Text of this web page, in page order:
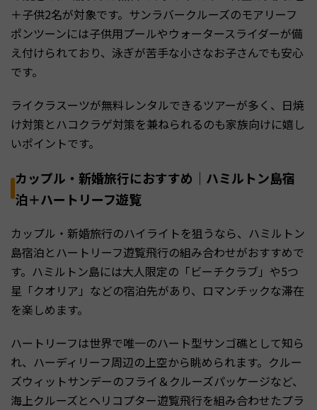
＋子供2名が対象です。サンラバークルーズのモアリーフ
ポンツーンには子供用プールやウォータースライダーが備
え付けられており、泳ぎが苦手な小さなお子さんでも安心
です。
ライクラスーツが無料レンタルできるツアーが多く、日焼
け対策とハコクラゲ対策を兼ねられるのも家族向けに嬉し
いポイントです。
カップル・新婚旅行におすすめ｜ハミルトン島宿
泊＋ハートリーフ遊覧
カップル・新婚旅行のハイライトを狙うなら、ハミルトン
島宿泊とハートリーフ遊覧飛行の組み合わせがおすすめで
す。ハミルトン島には大人限定の「ビーチクラブ」や5つ
星「クオリア」などの宿泊先があり、ロマンチックな滞在
を楽しめます。
ハートリーフは世界で唯一のハート型サンゴ礁として知ら
れ、ハーディリーフ周辺の上空から眺められます。クルー
ズウィットサンデーのフライ＆クルーズパッケージなど、
海上クルーズとヘリコプター遊覧飛行を組み合わせたプラ